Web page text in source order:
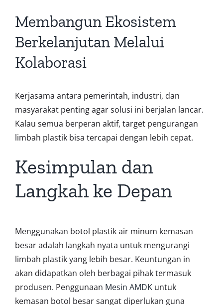
Membangun Ekosistem
Berkelanjutan Melalui
Kolaborasi
Kerjasama antara pemerintah, industri, dan
masyarakat penting agar solusi ini berjalan lancar.
Kalau semua berperan aktif, target pengurangan
limbah plastik bisa tercapai dengan lebih cepat.
Kesimpulan dan
Langkah ke Depan
Menggunakan botol plastik air minum kemasan
besar adalah langkah nyata untuk mengurangi
limbah plastik yang lebih besar. Keuntungan in
akan didapatkan oleh berbagai pihak termasuk
produsen. Penggunaan Mesin AMDKuntuk
kemasan botol besar sangat diperlukan guna